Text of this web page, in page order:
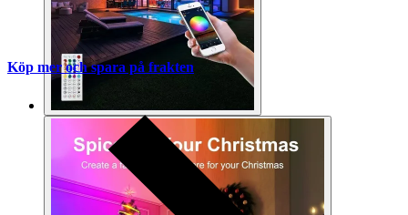
Köp mer och spara på frakten